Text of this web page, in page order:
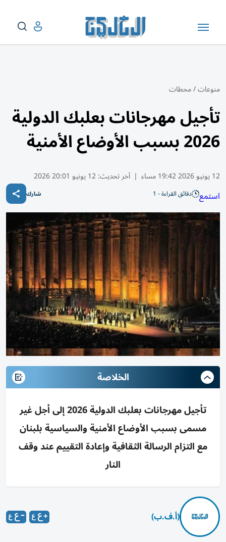
منوعات/محطات
تأجيل مهرجانات بعلبك الدولية
2026 بسبب الأوضاع الأمنية
12 يونيو 2026 19:42 مساء | آخر تحديث:12 يونيو 20:01 2026
استمع دقائق القراءة - 1 شارك
الخلاصة
تأجيل مهرجانات بعلبك الدولية 2026 إلى أجل غير
مسمى بسبب الأوضاع الأمنية والسياسية بلبنان
مع التزام الرسالة الثقافية وإعادة التقييم عند وقف
النار
(أ.ف.ب)